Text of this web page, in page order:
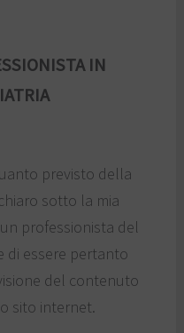
IN
previsto della
sotto la mia
professionista del
di essere pertanto
del contenuto
sito internet.